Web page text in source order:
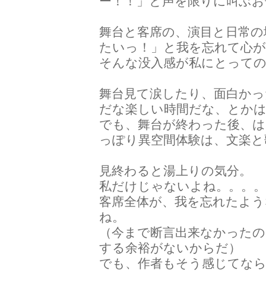
舞台と客席の、演目と日常
たいっ！」と我を忘れて心
そんな没入感が私にとって
舞台見て涙したり、面白か
だな楽しい時間だな、とか
でも、舞台が終わった後、
っぽり異空間体験は、文楽
見終わると湯上りの気分。
私だけじゃないよね。。。
客席全体が、我を忘れたよ
ね。
（今まで断言出来なかった
する余裕がないからだ）
でも、作者もそう感じてな